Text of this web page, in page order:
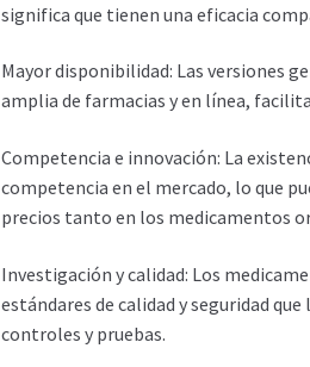
significa que tienen una eficacia
Mayor disponibilidad: Las versiones
amplia de farmacias y en línea,
Competencia e innovación: La
competencia en el mercado, lo que
precios tanto en los medicamentos
Investigación y calidad: Los
estándares de calidad y seguridad
controles y pruebas.